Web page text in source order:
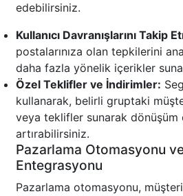
edebilirsiniz.
Kullanıcı Davranışlarını Takip
postalarınıza olan tepkilerini
daha fazla yönelik içerikler
Özel Teklifler ve İndirimler:
kullanarak, belirli gruptaki
veya teklifler sunarak dönüşüm
artırabilirsiniz.
Pazarlama Otomasyonu
Entegrasyonu
Pazarlama otomasyonu,